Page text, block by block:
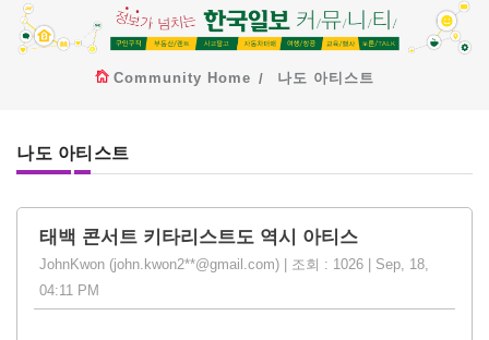
Community Home 나도 아티스트
나도 아티스트
태백 콘서트 키타리스트도 역시 아티스
JohnKwon (john.kwon2**@gmail.com) | 조회 : 1026 | Sep, 18,
04:11 PM